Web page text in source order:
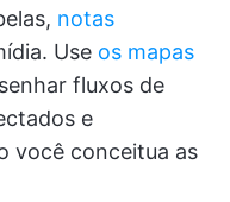
notas
Use os mapas
fluxos de
e
você conceitua as